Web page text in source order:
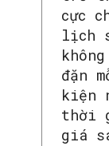
cực
lịch
đặn
kiện
thời
giá